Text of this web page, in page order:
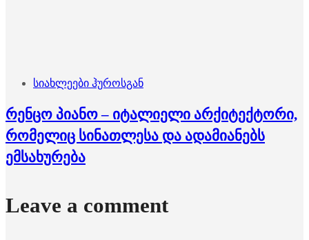
სიახლეები ჰუროსგან
რენცო პიანო – იტალიელი არქიტექტორი,
რომელიც სინათლესა და ადამიანებს
ემსახურება
Leave a comment